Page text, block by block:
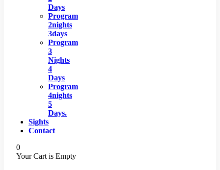
Days
Program
2nights
3days
Program
3
Nights
4
Days
Program
4nights
5
Days.
Sights
Contact
0
Your Cart is Empty